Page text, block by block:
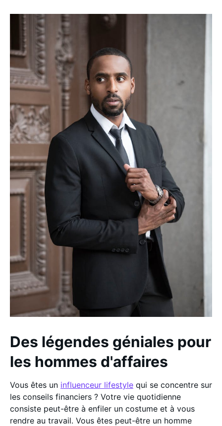
Des légendes géniales pour
les hommes d'affaires
Vous êtes un influenceur lifestyle qui se concentre sur
les conseils financiers ? Votre vie quotidienne
consiste peut-être à enfiler un costume et à vous
rendre au travail. Vous êtes peut-être un homme